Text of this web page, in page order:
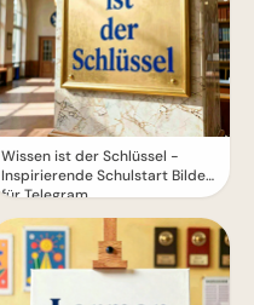
Wissen ist der Schlüssel -
Inspirierende Schulstart Bilder
für Telegram